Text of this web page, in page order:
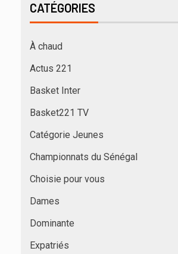
CATÉGORIES
À chaud
Actus 221
Basket Inter
Basket221 TV
Catégorie Jeunes
Championnats du Sénégal
Choisie pour vous
Dames
Dominante
Expatriés